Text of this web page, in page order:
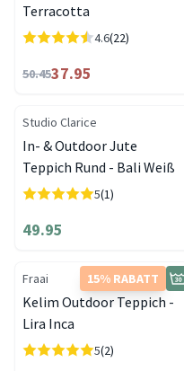
Terracotta
4.6(22)
50.4537.95
Studio Clarice
In- & Outdoor Jute
Teppich Rund - Bali Weiß
5(1)
49.95
15% RABATT
Fraai
Kelim Outdoor Teppich -
Lira Inca
5(2)